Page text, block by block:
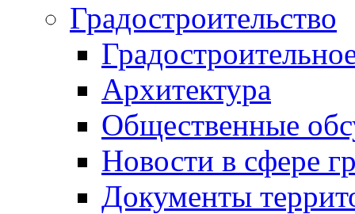
Градостроительство
Архитектура
Общественные
Новости в сфере
Документы